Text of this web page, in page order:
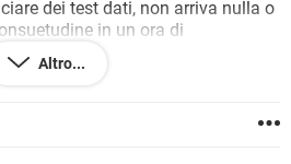
dei test dati, non arriva nulla o
in un ora di
di traffico e il resto ad aspettare
suggerimenti?? Io non capisco, il
mi dice che da loro prove, funziona
mese per risolvere, poi tolgo tutto
Altro...